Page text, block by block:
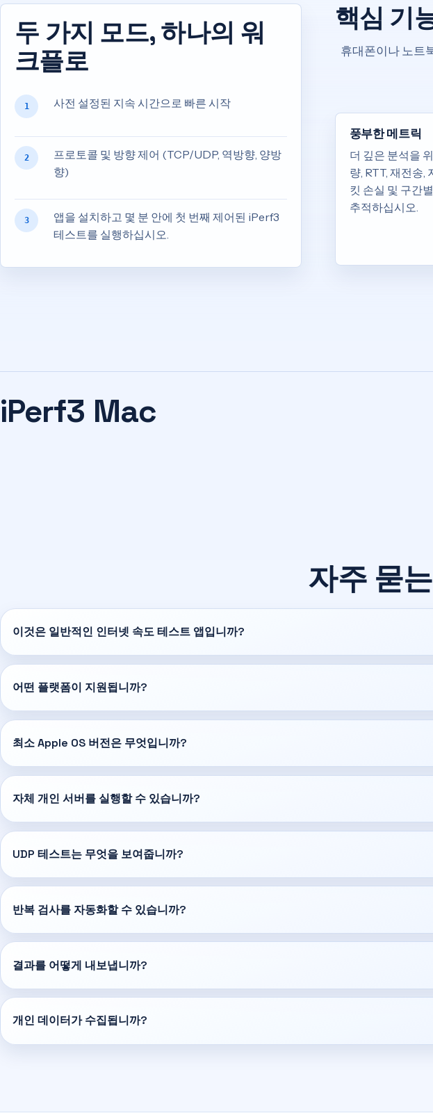
두 가지 모드, 하나의 워
크플로
1 사전 설정된 지속 시간으로 빠른 시작
2
프로토콜 및 방향 제어 (TCP/UDP, 역방향, 양방
향)
3
앱을 설치하고 몇 분 안에 첫 번째 제어된 iPerf3
테스트를 실행하십시오.
핵심 기
휴대폰이나 노트
풍부한 메트릭
더 깊은 분석을
량, RTT, 재전송,
킷 손실 및 구간
추적하십시오.
iPerf3 Mac
자주 묻
이것은 일반적인 인터넷 속도 테스트 앱입니까?
어떤 플랫폼이 지원됩니까?
최소 Apple OS 버전은 무엇입니까?
자체 개인 서버를 실행할 수 있습니까?
UDP 테스트는 무엇을 보여줍니까?
반복 검사를 자동화할 수 있습니까?
결과를 어떻게 내보냅니까?
개인 데이터가 수집됩니까?